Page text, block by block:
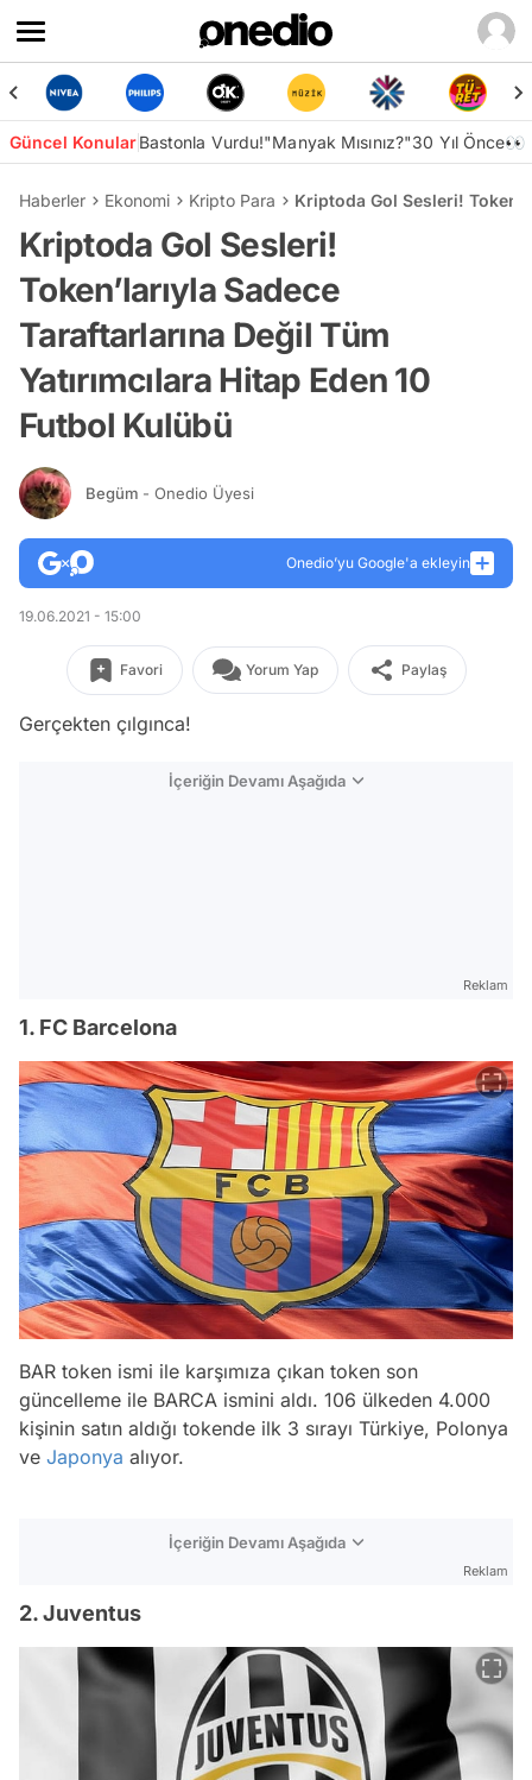
Güncel KonularBastonla Vurdu!"Manyak Mısınız?"30 Yıl Önce👀
Haberler Ekonomi Kripto Para Kriptoda Gol Sesleri!
Kriptoda Gol Sesleri!
Token’larıyla Sadece
Taraftarlarına Değil Tüm
Yatırımcılara Hitap Eden 10
Futbol Kulübü
Begüm - Onedio Üyesi
Onedio’yu Google'a ekleyin
19.06.2021 - 15:00
Favori Yorum Yap Paylaş
Gerçekten çılgınca!
İçeriğin Devamı Aşağıda
Reklam
1. FC Barcelona
BAR token ismi ile karşımıza çıkan token son
güncelleme ile BARCA ismini aldı. 106 ülkeden 4.000
kişinin satın aldığı tokende ilk 3 sırayı Türkiye, Polonya
ve Japonya alıyor.
İçeriğin Devamı Aşağıda
Reklam
2. Juventus